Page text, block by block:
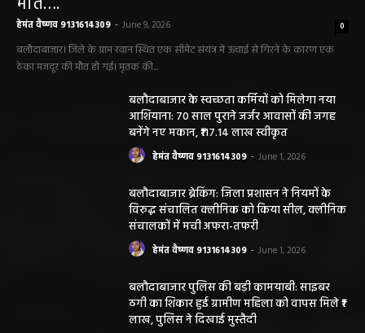
हेमंत वैष्णव 9131614309 - June 9, 2026 0
बलौदाबाजार। जिले के ग्राम रवान स्थित एक सीमेंट संयंत्र में ऊंचाई से गिरने के कारण एक
ठेका मजदूर की मौत हो गई। मृतक की...
बलौदाबाजार के स्वच्छता कर्मियों को मिलेगा नया
आशियाना: 70 साल पुराने जर्जर आवासों की जगह
बनेंगे नए मकान, ₹117.14 लाख स्वीकृत
हेमंत वैष्णव 9131614309 - June 1, 2026
बलौदाबाजार ब्रेकिंग: जिला प्रशासन ने नियमों के
विरुद्ध संचालित क्लीनिक को किया सील, क्लीनिक
संचालकों में मची अफरा-तफरी
हेमंत वैष्णव 9131614309 - June 1, 2026
बलौदाबाजार पुलिस की बड़ी कामयाबी: साइबर
ठगी का शिकार हुई ग्रामीण महिला को वापस मिले ₹1
लाख, पुलिस ने दिखाई मुस्तैदी